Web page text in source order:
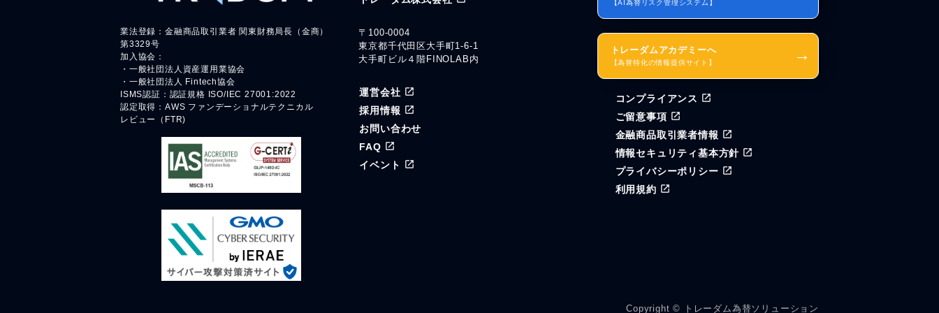
業法登録：金融商品取引業者 関東財務局長（金商）
第3329号
加入協会：
・一般社団法人資産運用業協会
・一般社団法人 Fintech協会
ISMS認証：認証規格 ISO/IEC 27001:2022
認定取得：AWS ファンデーショナルテクニカル
レビュー（FTR)
〒100-0004
東京都千代田区大手町1-6-1
大手町ビル４階FINOLAB内
運営会社
採用情報
お問い合わせ
FAQ
イベント
【AI為替リスク管理システム】
トレーダムアカデミーへ
【為替特化の情報提供サイト】 →
コンプライアンス
ご留意事項
金融商品取引業者情報
情報セキュリティ基本方針
プライバシーポリシー
利用規約
Copyright © トレーダム為替ソリューション